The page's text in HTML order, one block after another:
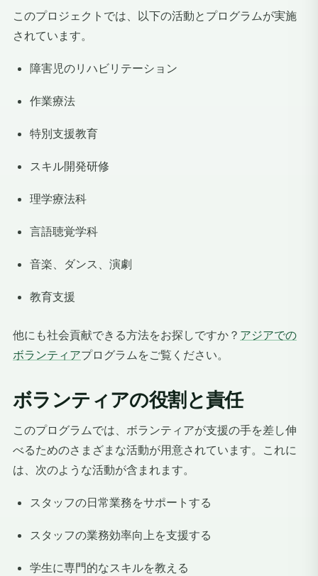
このプロジェクトでは、以下の活動とプログラムが実施
されています。
障害児のリハビリテーション
作業療法
特別支援教育
スキル開発研修
理学療法科
言語聴覚学科
音楽、ダンス、演劇
教育支援
他にも社会貢献できる方法をお探しですか？ アジアでの
ボランティアプログラムをご覧ください。
ボランティアの役割と責任
このプログラムでは、ボランティアが支援の手を差し伸
べるためのさまざまな活動が用意されています。これに
は、次のような活動が含まれます。
スタッフの日常業務をサポートする
スタッフの業務効率向上を支援する
学生に専門的なスキルを教える